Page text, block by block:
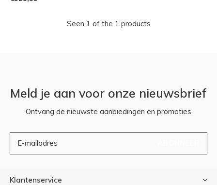
Seen 1 of the 1 products
Meld je aan voor onze nieuwsbrief
Ontvang de nieuwste aanbiedingen en promoties
Klantenservice